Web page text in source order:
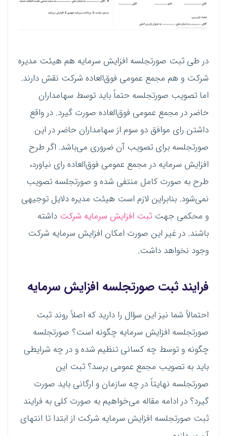
در طی ثبت صورتجلسه افزایش سرمایه هم هیئت مدیره
شرکت و هم مجمع عمومی فوق‌العاده شرکت نقش دارند.
اما تصویب صورتجلسه حتماً باید توسط سهامداران
حاضر در مجمع عمومی فوق‌العاده صورت گیرد. در واقع
داشتن رای موافق دو سوم از سهامداران حاضر در این
صورتجلسه برای تصویب آن ضروری می‌باشد. اگر طرح
افزایش سرمایه در مجمع عمومی فوق‌العاده رای نیاورد،
طرح به صورت کامل منتفی شده و صورتجلسه تصویب
نمی‌شود. بنابراین لازم است هیئت مدیره دلایل توجیهی
و محکمی جهت ثبت افزایش سرمایه شرکت داشته
باشند. در غیر این صورت امکان افزایش سرمایه شرکت
وجود نخواهد داشت.
فرایند ثبت صورتجلسه افزایش سرمایه
احتمالاً شما نیز این سؤال را دارید که اصلاً روند ثبت
صورتجلسه افزایش سرمایه چگونه است؟ صورتجلسه
چگونه و توسط چه کسانی تنظیم شده و در چه شرایطی
باید به تصویب مجمع عمومی برسد؟ ثبت این
صورتجلسه نهایتاً در چه سازمان و ارگانی باید صورت
گیرد؟ در ادامه مقاله می‌خواهیم به صورت کلی به فرایند
ثبت صورتجلسه افزایش سرمایه شرکت از ابتدا تا انتهای